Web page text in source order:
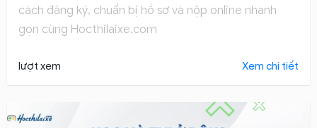
cách đăng ký, chuẩn bị hồ sơ và nộp online nhanh
gọn cùng Hocthilaixe.com
lượt xem Xem chi tiết